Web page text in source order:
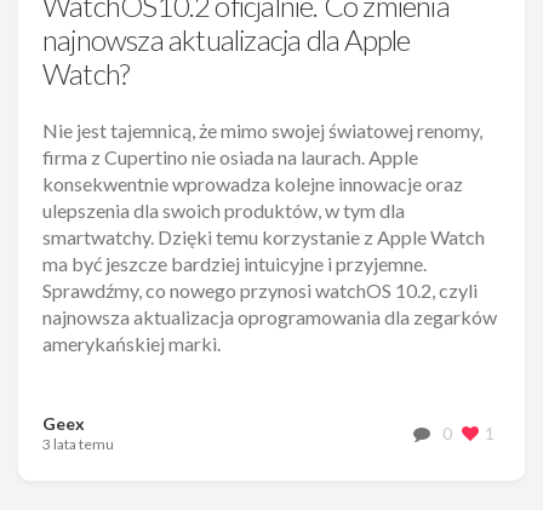
najnowsza aktualizacja dla Apple
Watch?
Nie jest tajemnicą, że mimo swojej światowej renomy,
firma z Cupertino nie osiada na laurach. Apple
konsekwentnie wprowadza kolejne innowacje oraz
ulepszenia dla swoich produktów, w tym dla
smartwatchy. Dzięki temu korzystanie z Apple Watch
ma być jeszcze bardziej intuicyjne i przyjemne.
Sprawdźmy, co nowego przynosi watchOS 10.2, czyli
najnowsza aktualizacja oprogramowania dla zegarków
amerykańskiej marki.
Geex
3 lata temu
0 1